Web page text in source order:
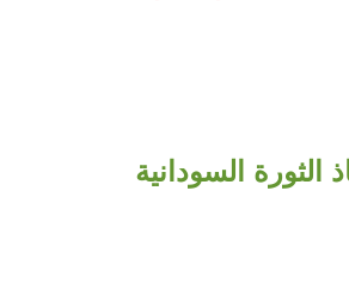
الثورة السودانية